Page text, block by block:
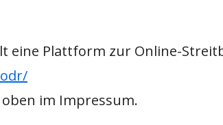
eine Plattform zur Online-
oben im Impressum.